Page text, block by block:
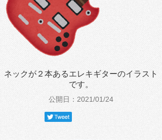
ネックが２本あるエレキギターのイラスト
です。
公開日：2021/01/24